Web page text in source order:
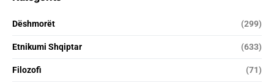
Dëshmorët (299)
Etnikumi Shqiptar (633)
Filozofi (71)